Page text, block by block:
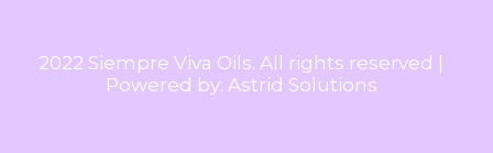
2022 Siempre Viva Oils. All rights reserved |
Powered by: Astrid Solutions